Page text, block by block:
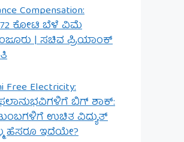
Compensation:
ಕೋಟಿ ಬೆಳೆ ವಿಮೆ
| ಸಚಿವ ಪ್ರಿಯಾಂಕ್
Free Electricity:
ಬಿಗ್ ಶಾಕ್:
ಉಚಿತ ವಿದ್ಯುತ್
ಹೆಸರೂ ಇದೆಯೇ?